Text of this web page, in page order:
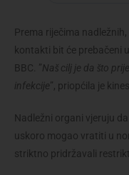
Prema riječima
kontakti bit će prebačeni
BBC. ”Naš cilj je da što
infekcije”, priopćila je
Nadležni organi vjeruju
uskoro mogao vratiti u
striktno pridržavali